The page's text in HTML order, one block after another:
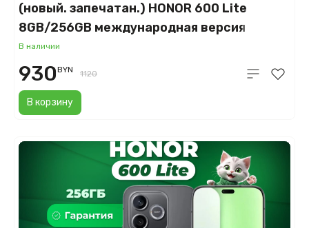
(новый. запечатан.) HONOR 600 Lite
8GB/256GB международная версия
(пустынное золото)
В наличии
В корзину
930BYN 1120